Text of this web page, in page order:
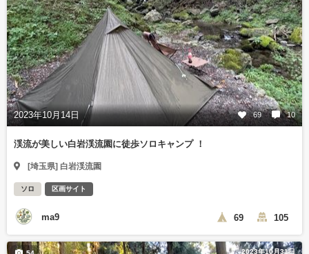
2023年10月14日 69 10
渓流が美しい白岩渓流園に徒歩ソロキャンプ ！
[埼玉県] 白岩渓流園
ソロ 区画サイト
ma9 69 105
2023年10月31日